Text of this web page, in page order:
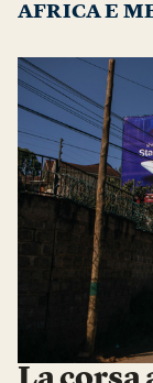
AFRICA E